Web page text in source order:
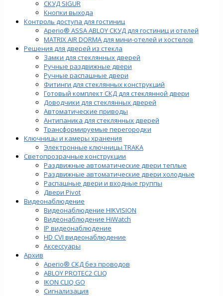
СКУД SIGUR
Кнопки выхода
Контроль доступа для гостиниц
Aperio® ASSA ABLOY СКУД для гостиниц и отелей
MATRIX AIR DORMA для мини-отелей и хостелов
Решения для дверей из стекла
Замки для стеклянных дверей
Ручные раздвижные двери
Ручные распашные двери
Фитинги для стеклянных конструкций
Готовый комплект СКД для стеклянной двери
Доводчики для стеклянных дверей
Автоматические приводы
Антипаника для стеклянных дверей
Трансформируемые перегородки
Ключницы и камеры хранения
Электронные ключницы TRAKA
Светопрозрачные конструкции
Раздвижные автоматические двери теплые
Раздвижные автоматические двери холодные
Распашные двери и входные группы
Двери Pivot
Видеонаблюдение
Видеонаблюдение HIKVISION
Видеонаблюдение HiWatch
IP видеонаблюдение
HD CVI видеонаблюдение
Аксессуары
Архив
Aperio® СКД без проводов
ABLOY PROTEC2 CLIQ
IKON CLIQ GO
Сигнализация